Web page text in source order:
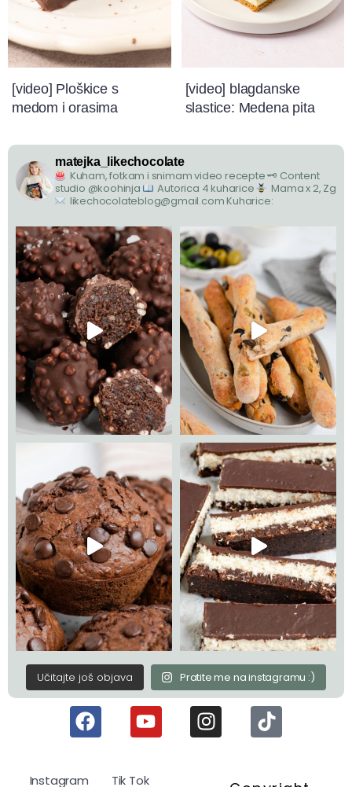
[video] Ploškice s
medom i orasima
[video] blagdanske
slastice: Medena pita
matejka_likechocolate
Kuham, fotkam i snimam video recepte🗝 Content
studio @koohinja
Autorica 4 kuharice
Mama x 2, Zg
likechocolateblog@gmail.com Kuharice:
Učitajte još objava Pratite me na instagramu :)
Instagram Tik Tok